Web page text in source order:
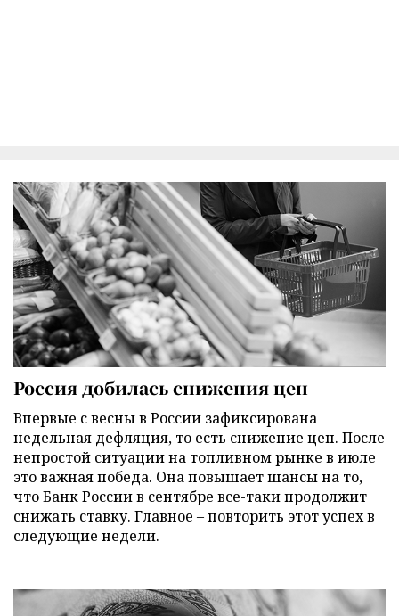
Россия добилась снижения цен
Впервые с весны в России зафиксирована
недельная дефляция, то есть снижение цен. После
непростой ситуации на топливном рынке в июле
это важная победа. Она повышает шансы на то,
что Банк России в сентябре все-таки продолжит
снижать ставку. Главное – повторить этот успех в
следующие недели.